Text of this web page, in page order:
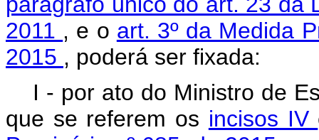
2011 , e o art. 3º da Medida
2015 , poderá ser fixada:
I - por ato do Ministro de
que se referem os incisos IV